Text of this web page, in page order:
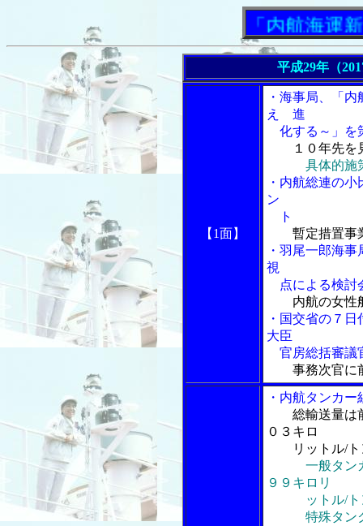
「内航海運新聞
平成29年（
【1面】
・海事局、「
え 進
化する～」を
１０年先を
具体的施
・内航総連の
ン
ト
暫定措置事
・羽尾一郎海
視
点による検討
内航の女性
・国交省の７
大臣
官房総括審議
事務次官に
・内航タンカ
総輸送量は
０３キロ
リットル/ト
一般タン
９９キロリ
ットル/ト
特殊タンク